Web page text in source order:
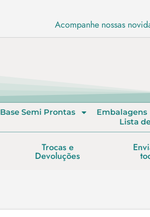
Acompanhe nossas
Base Semi Prontas Embalagens
Lista
Trocas e
Devoluções